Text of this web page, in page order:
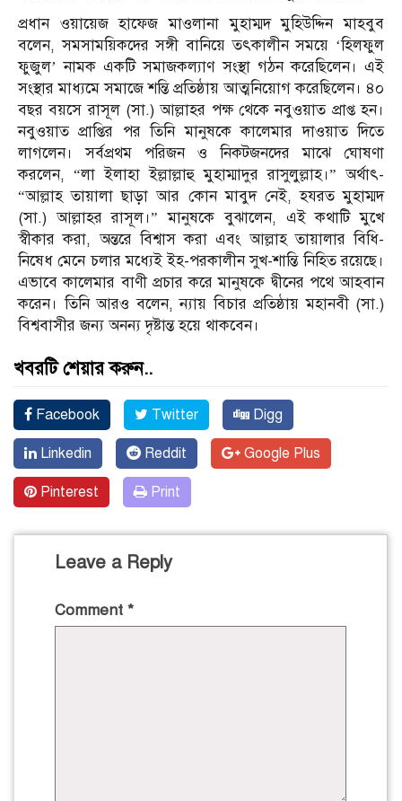
প্রধান ওয়ায়েজ হাফেজ মাওলানা মুহাম্মদ মুহিউদ্দিন মাহবুব
বলেন, সমসাময়িকদের সঙ্গী বানিয়ে তৎকালীন সময়ে ‘হিলফুল
ফুজুল’ নামক একটি সমাজকল্যাণ সংস্থা গঠন করেছিলেন। এই
সংস্থার মাধ্যমে সমাজে শন্তি প্রতিষ্ঠায় আত্মনিয়োগ করেছিলেন। ৪০
বছর বয়সে রাসূল (সা.) আল্লাহর পক্ষ থেকে নবুওয়াত প্রাপ্ত হন।
নবুওয়াত প্রাপ্তির পর তিনি মানুষকে কালেমার দাওয়াত দিতে
লাগলেন। সর্বপ্রথম পরিজন ও নিকটজনদের মাঝে ঘোষণা
করলেন, “লা ইলাহা ইল্লাল্লাহু মুহাম্মাদুর রাসুলুল্লাহ।” অর্থাৎ-
“আল্লাহ তায়ালা ছাড়া আর কোন মাবুদ নেই, হযরত মুহাম্মদ
(সা.) আল্লাহর রাসূল।” মানুষকে বুঝালেন, এই কথাটি মুখে
স্বীকার করা, অন্তরে বিশ্বাস করা এবং আল্লাহ তায়ালার বিধি-
নিষেধ মেনে চলার মধ্যেই ইহ-পরকালীন সুখ-শান্তি নিহিত রয়েছে।
এভাবে কালেমার বাণী প্রচার করে মানুষকে দ্বীনের পথে আহবান
করেন। তিনি আরও বলেন, ন্যায় বিচার প্রতিষ্ঠায় মহানবী (সা.)
বিশ্ববাসীর জন্য অনন্য দৃষ্টান্ত হয়ে থাকবেন।
খবরটি শেয়ার করুন..
Facebook Twitter Digg
Linkedin Reddit Google Plus
Pinterest Print
Leave a Reply
Comment *